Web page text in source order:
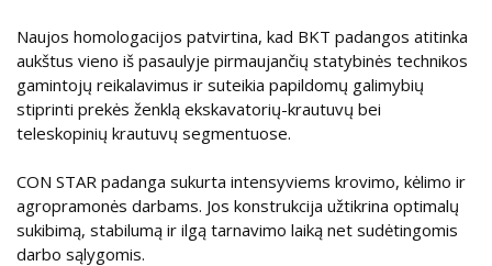
Naujos homologacijos patvirtina, kad BKT padangos atitinka
aukštus vieno iš pasaulyje pirmaujančių statybinės technikos
gamintojų reikalavimus ir suteikia papildomų galimybių
stiprinti prekės ženklą ekskavatorių-krautuvų bei
teleskopinių krautuvų segmentuose.
CON STAR padanga sukurta intensyviems krovimo, kėlimo ir
agropramonės darbams. Jos konstrukcija užtikrina optimalų
sukibimą, stabilumą ir ilgą tarnavimo laiką net sudėtingomis
darbo sąlygomis.